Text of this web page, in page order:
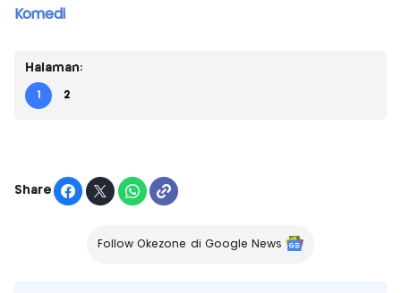
Komedi
Halaman:
1 2
Share
Follow Okezone di Google News